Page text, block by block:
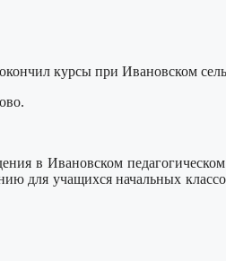
курсы при Ивановском
в Ивановском
для учащихся начальных